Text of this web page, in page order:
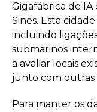
Gigafábrica de IA
Sines. Esta
incluindo
submarinos
a avaliar locais
junto com outras
Para manter os